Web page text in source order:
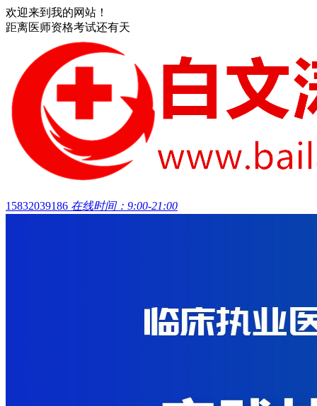
欢迎来到我的网站！
距离医师资格考试还有天
15832039186 在线时间：9:00-21:00